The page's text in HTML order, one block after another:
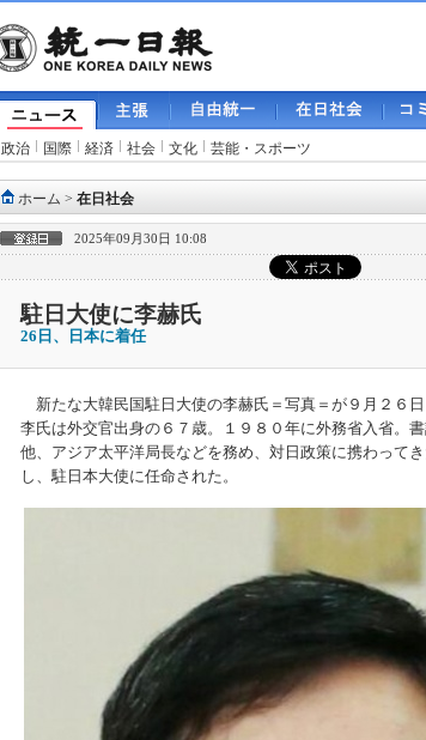
政治 国際 経済 社会 文化 芸能・スポーツ
ホーム > 在日社会
2025年09月30日 10:08
駐日大使に李赫氏
26日、日本に着任
新たな大韓民国駐日大使の李赫氏＝写真＝が９月２６日
李氏は外交官出身の６７歳。１９８０年に外務省入省。
他、アジア太平洋局長などを務め、対日政策に携わって
し、駐日本大使に任命された。